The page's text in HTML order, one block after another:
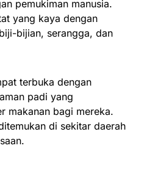
pemukiman manusia.
yang kaya dengan
bijian, serangga, dan
terbuka dengan
padi yang
makanan bagi mereka.
di sekitar daerah